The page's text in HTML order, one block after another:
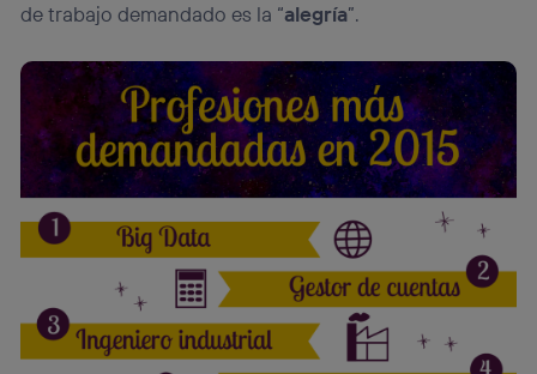
de trabajo demandado es la “alegría”.